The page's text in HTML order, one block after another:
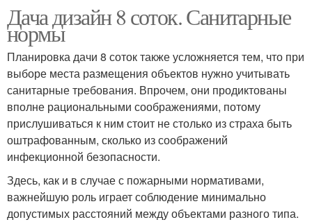
Дача дизайн 8 соток. Санитарные
нормы
Планировка дачи 8 соток также усложняется тем, что при
выборе места размещения объектов нужно учитывать
санитарные требования. Впрочем, они продиктованы
вполне рациональными соображениями, потому
прислушиваться к ним стоит не столько из страха быть
оштрафованным, сколько из соображений
инфекционной безопасности.
Здесь, как и в случае с пожарными нормативами,
важнейшую роль играет соблюдение минимально
допустимых расстояний между объектами разного типа.